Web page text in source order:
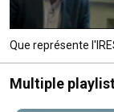
Que représente
Multiple